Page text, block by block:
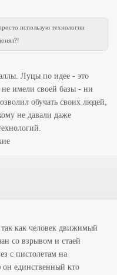
использую технологии
Луцы по идее - это
имели своей базы - ни
обучать своих людей,
не давали даже
так как человек движимый
со взрывом и стаей
с пистолетам на
единственный кто